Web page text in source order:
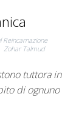
Reincarnazione
Zohar Talmud
tuttora in
di ognuno